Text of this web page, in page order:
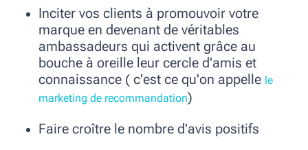
Inciter vos clients à promouvoir votre
marque en devenant de véritables
ambassadeurs qui activent grâce au
bouche à oreille leur cercle d'amis et
connaissance ( c'est ce qu'on appelle le
marketing de recommandation)
Faire croître le nombre d'avis positifs